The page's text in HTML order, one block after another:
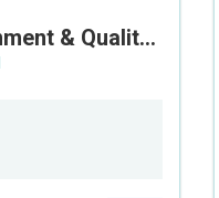
Health Safety, Environment & Quality Assurance Officer (Maternity cover – 5 months contract)